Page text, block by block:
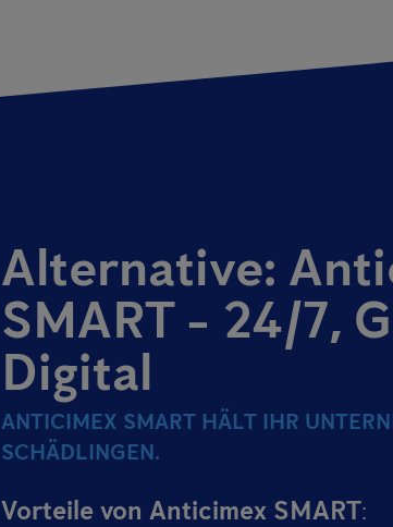
Alternative:
SMART - 24/7,
Digital
ANTICIMEX SMART HÄLT IHR
SCHÄDLINGEN.
Vorteile von Anticimex SMART: